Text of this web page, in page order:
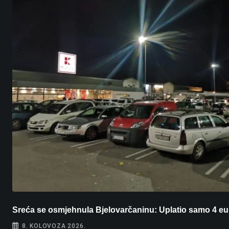
Sreća se osmjehnula Bjelovarčaninu: Uplatio samo 4
8. KOLOVOZA 2026.